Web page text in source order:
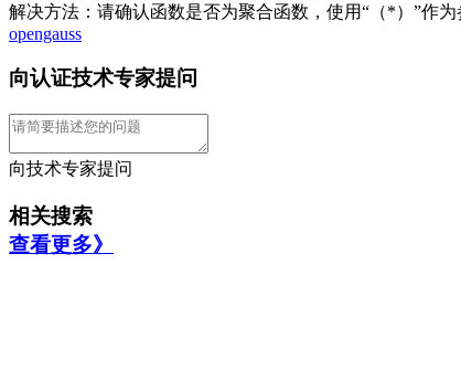
解决方法：请确认函数是否为聚合函数，使用“（*）”作为
opengauss
向认证技术专家提问
向技术专家提问
相关搜索
查看更多》